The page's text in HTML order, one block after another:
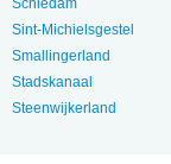
Schiedam
Sint-Michielsgestel
Smallingerland
Stadskanaal
Steenwijkerland